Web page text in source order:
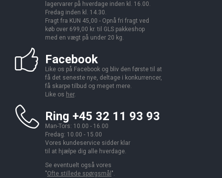
lagervarer på hverdage inden kl. 16.00.
Fredag inden kl. 14.30.
Fragt fra KUN 45,00 - Opnå fri fragt ved
køb over 699,00 kr. til GLS pakkeshop
med en vægt på under 20 kg.
Facebook
Like os på Facebook og bliv den første til at
få det seneste nye, deltage i konkurrencer,
få skarpe tilbud og meget mere.
Like os her.
Ring +45 32 11 93 93
Man-Tors: 10.00 - 16.00
Fredag: 10.00 - 15.00
Vores kundeservice sidder klar
til at hjælpe dig alle hverdage.
Se eventuelt også vores
"Ofte stillede spørgsmål ".